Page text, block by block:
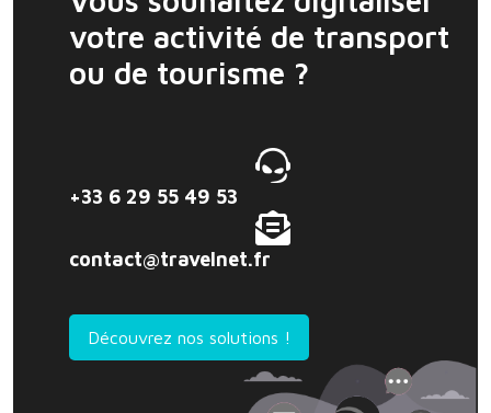
votre activité de transport
ou de tourisme ?
+33 6 29 55 49 53
contact@travelnet.fr
Découvrez nos solutions !